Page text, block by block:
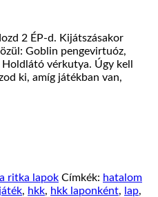
2 ÉP-d. Kijátszásakor
Goblin pengevirtuóz,
vérkutya. Úgy kell
ki, amíg játékban van,
ritka lapok Címkék: hatalom
, hkk, hkk laponként, lap,